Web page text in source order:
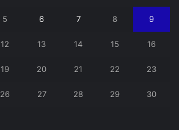
5 6 7 8 9
12 13 14 15 16
19 20 21 22 23
26 27 28 29 30